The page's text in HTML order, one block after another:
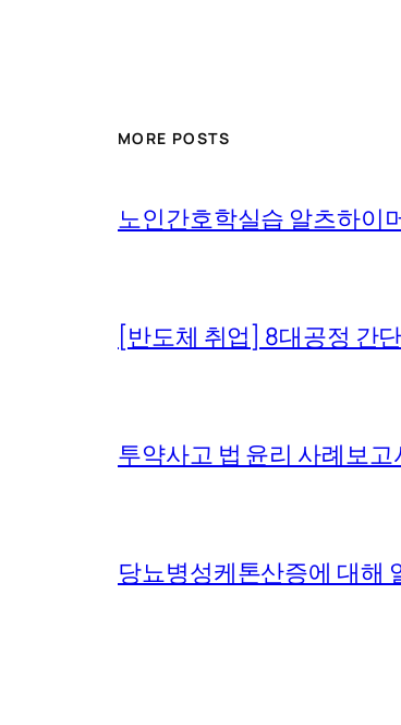
MORE POSTS
노인간호학실습 알츠하이
[반도체 취업] 8대공정 간
투약사고 법 윤리 사례보
당뇨병성케톤산증에 대해